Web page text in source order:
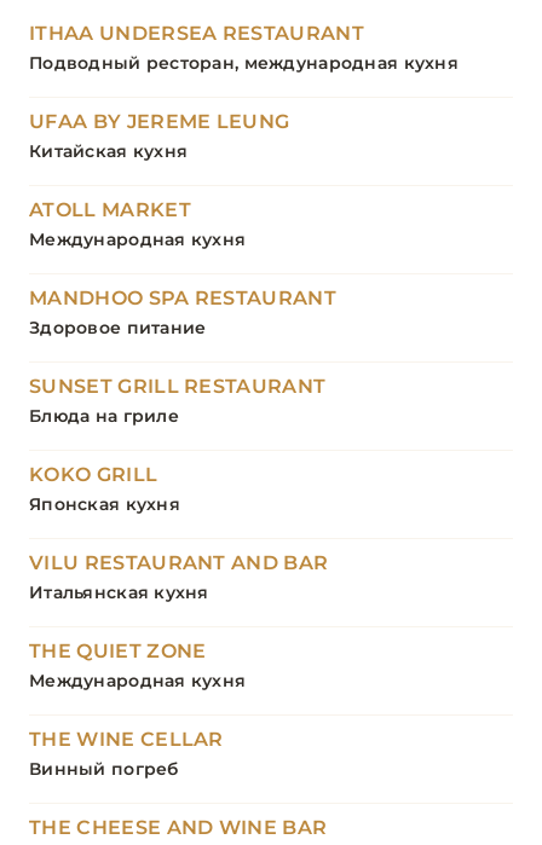
ITHAA UNDERSEA RESTAURANT
Подводный ресторан, международная кухня
UFAA BY JEREME LEUNG
Китайская кухня
ATOLL MARKET
Международная кухня
MANDHOO SPA RESTAURANT
Здоровое питание
SUNSET GRILL RESTAURANT
Блюда на гриле
KOKO GRILL
Японская кухня
VILU RESTAURANT AND BAR
Итальянская кухня
THE QUIET ZONE
Международная кухня
THE WINE CELLAR
Винный погреб
THE CHEESE AND WINE BAR